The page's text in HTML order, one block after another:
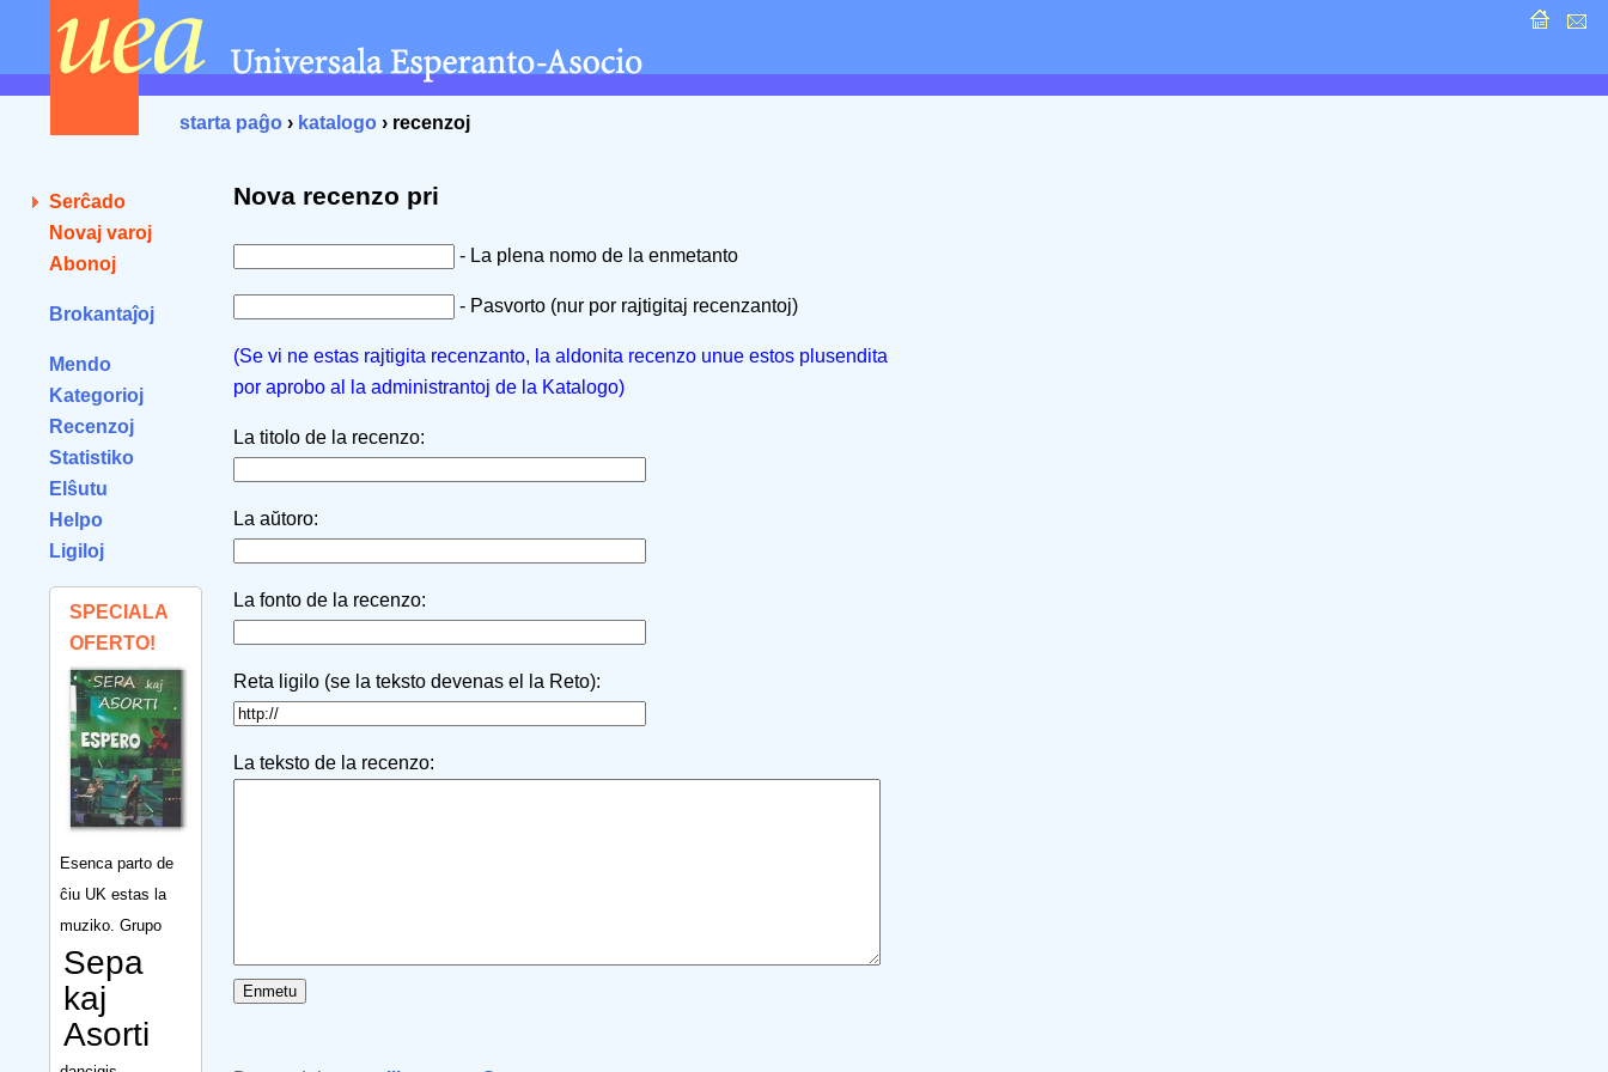
starta paĝo › katalogo › recenzoj
Serĉado
Novaj varoj
Abonoj
Brokantaĵoj
Mendo
Kategorioj
Recenzoj
Statistiko
Elŝutu
Helpo
Ligiloj
SPECIALA
OFERTO!
Esenca parto de
ĉiu UK estas la
muziko. Grupo
Sepa
kaj
Asorti
Nova recenzo pri
- La plena nomo de la enmetanto
- Pasvorto (nur por rajtigitaj recenzantoj)
(Se vi ne estas rajtigita recenzanto, la aldonita recenzo unue estos plusendita
por aprobo al la administrantoj de la Katalogo)
La titolo de la recenzo:
La aŭtoro:
La fonto de la recenzo:
Reta ligilo (se la teksto devenas el la Reto):
La teksto de la recenzo: